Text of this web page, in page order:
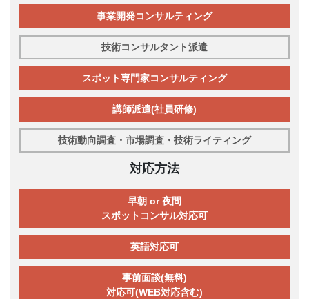
事業開発コンサルティング
技術コンサルタント派遣
スポット専門家コンサルティング
講師派遣(社員研修)
技術動向調査・市場調査・技術ライティング
対応方法
早朝 or 夜間
スポットコンサル対応可
英語対応可
事前面談(無料)
対応可(WEB対応含む)